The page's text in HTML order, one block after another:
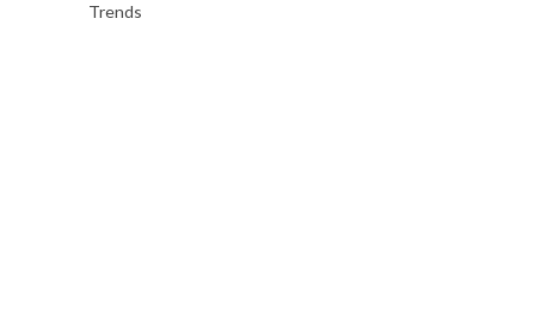
Trends